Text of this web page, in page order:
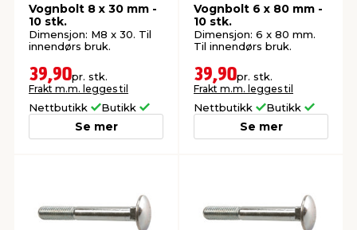
Vognbolt 8 x 30 mm -
10 stk.
Dimensjon: M8 x 30. Til
innendørs bruk.
39,90pr. stk.
Frakt m.m. legges til
Nettbutikk Butikk
Se mer
Vognbolt 6 x 80 mm -
10 stk.
Dimensjon: 6 x 80 mm.
Til innendørs bruk.
39,90pr. stk.
Frakt m.m. legges til
Nettbutikk Butikk
Se mer